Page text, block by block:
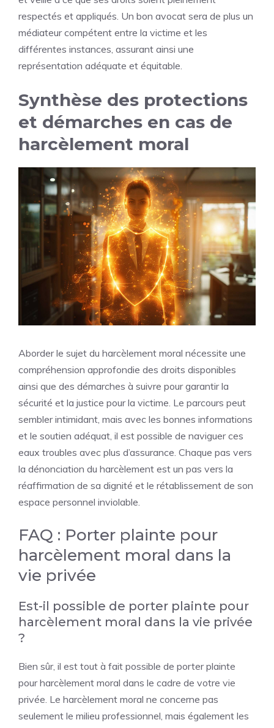
respectés et appliqués. Un bon avocat sera de plus un
médiateur compétent entre la victime et les
différentes instances, assurant ainsi une
représentation adéquate et équitable.
Synthèse des protections
et démarches en cas de
harcèlement moral
Aborder le sujet du harcèlement moral nécessite une
compréhension approfondie des droits disponibles
ainsi que des démarches à suivre pour garantir la
sécurité et la justice pour la victime. Le parcours peut
sembler intimidant, mais avec les bonnes informations
et le soutien adéquat, il est possible de naviguer ces
eaux troubles avec plus d’assurance. Chaque pas vers
la dénonciation du harcèlement est un pas vers la
réaffirmation de sa dignité et le rétablissement de son
espace personnel inviolable.
FAQ : Porter plainte pour
harcèlement moral dans la
vie privée
Est-il possible de porter plainte pour
harcèlement moral dans la vie privée
?
Bien sûr, il est tout à fait possible de porter plainte
pour harcèlement moral dans le cadre de votre vie
privée. Le harcèlement moral ne concerne pas
seulement le milieu professionnel, mais également les